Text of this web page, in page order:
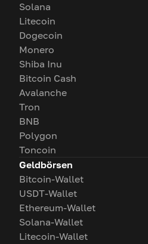
Solana
Litecoin
Dogecoin
Monero
Shiba Inu
Bitcoin Cash
Avalanche
Tron
BNB
Polygon
Toncoin
Geldbörsen
Bitcoin-Wallet
USDT-Wallet
Ethereum-Wallet
Solana-Wallet
Litecoin-Wallet